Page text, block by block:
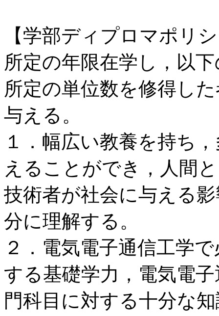
【学部ディプロマポリ
所定の年限在学し，以
所定の単位数を修得し
与える。
１．幅広い教養を持ち
えることができ，人間
技術者が社会に与える
分に理解する。
２．電気電子通信工学
する基礎学力，電気電
門科目に対する十分な